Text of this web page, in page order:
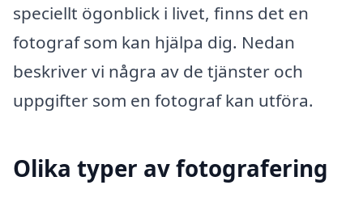
speciellt ögonblick i livet, finns det en
fotograf som kan hjälpa dig. Nedan
beskriver vi några av de tjänster och
uppgifter som en fotograf kan utföra.
Olika typer av fotografering